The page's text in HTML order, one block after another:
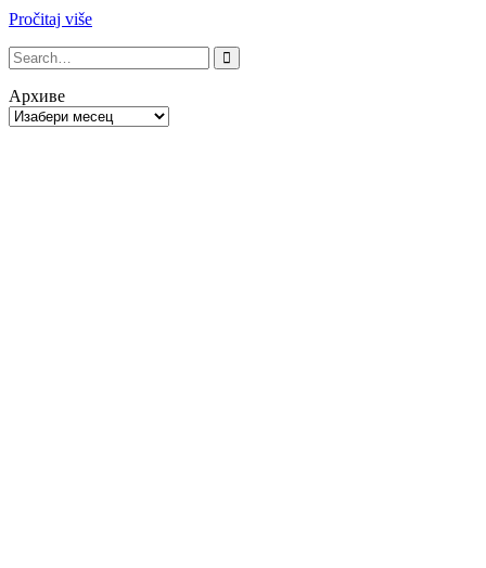
Pročitaj više
Архиве